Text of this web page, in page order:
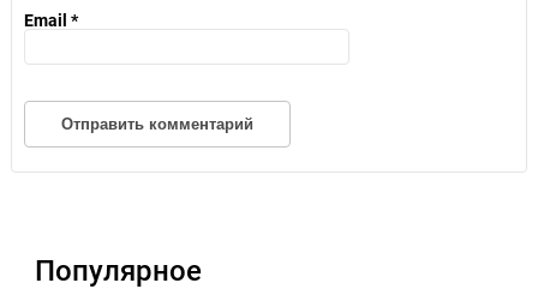
Email *
Популярное